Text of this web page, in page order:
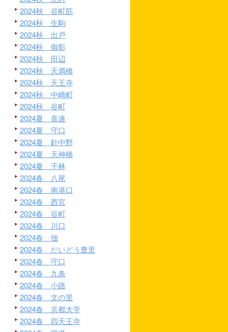
2024秋 谷町筋
2024秋 生駒
2024秋 出戸
2024秋 御影
2024秋 田辺
2024秋 天満橋
2024秋 天王寺
2024秋 中崎町
2024秋 谷町
2024夏 喜連
2024夏 守口
2024夏 針中野
2024夏 天神橋
2024夏 千林
2024春 八尾
2024春 南港口
2024春 西宮
2024春 谷町
2024春 川口
2024春 佃
2024春 だいどう豊里
2024春 守口
2024春 九条
2024春 小路
2024春 文の里
2024春 京都大学
2024春 四天王寺